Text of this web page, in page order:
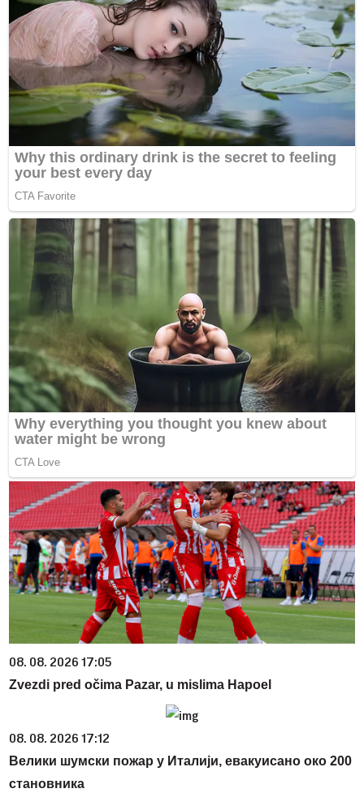
08. 08. 2026 17:05
Zvezdi pred očima Pazar, u mislima Hapoel
08. 08. 2026 17:12
Велики шумски пожар у Италији, евакуисано око 200
становника